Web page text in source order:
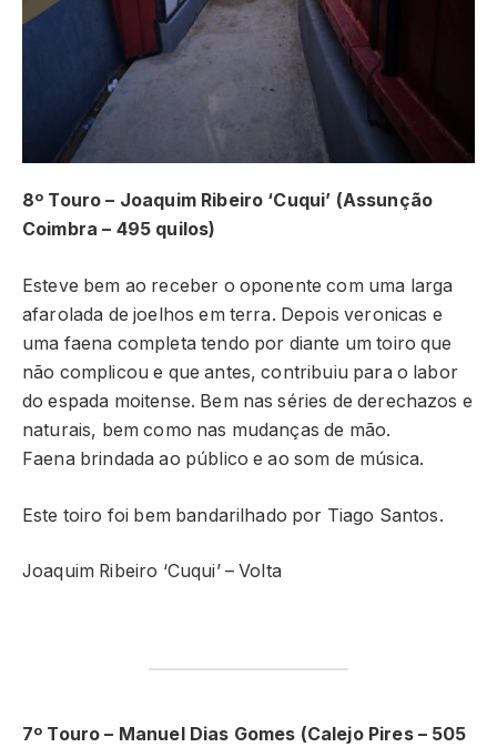
8º Touro – Joaquim Ribeiro ‘Cuqui’ (Assunção
Coimbra – 495 quilos)
Esteve bem ao receber o oponente com uma larga
afarolada de joelhos em terra. Depois veronicas e
uma faena completa tendo por diante um toiro que
não complicou e que antes, contribuiu para o labor
do espada moitense. Bem nas séries de derechazos e
naturais, bem como nas mudanças de mão.
Faena brindada ao público e ao som de música.
Este toiro foi bem bandarilhado por Tiago Santos.
Joaquim Ribeiro ‘Cuqui’ – Volta
7º Touro – Manuel Dias Gomes (Calejo Pires – 505